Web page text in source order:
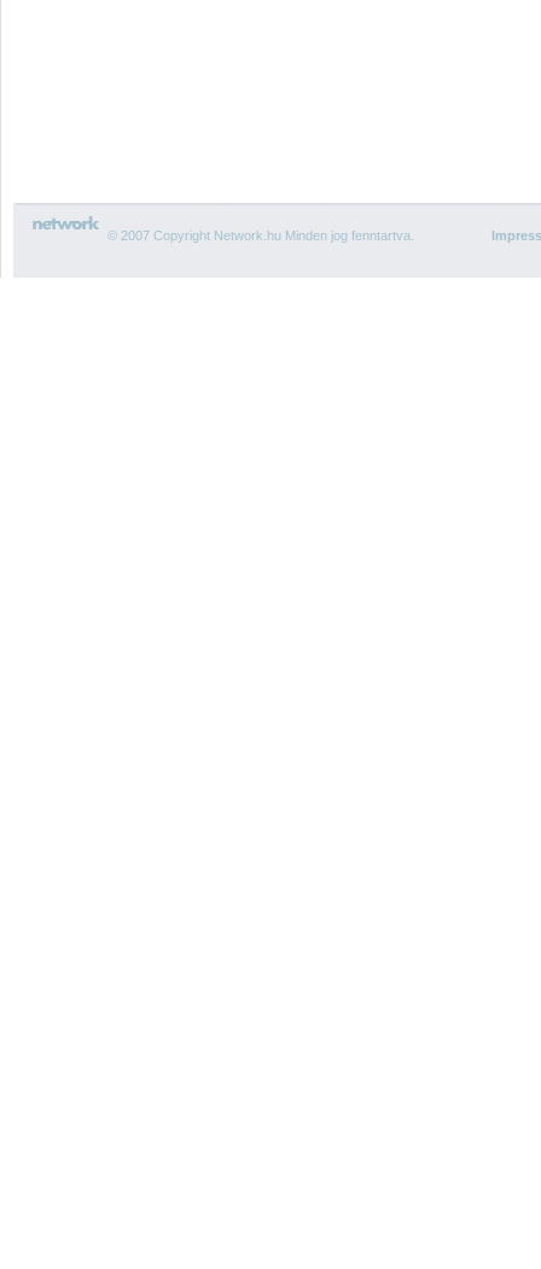
© 2007 Copyright Network.hu Minden jog fenntartva.